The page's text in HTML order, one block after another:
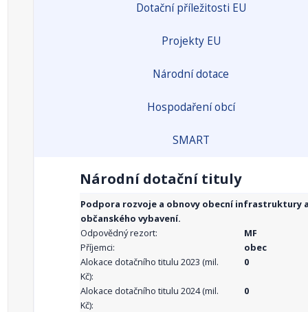
Dotační příležitosti EU
Projekty EU
Národní dotace
Hospodaření obcí
SMART
Národní dotační tituly
Podpora rozvoje a obnovy obecní infrastruktury
občanského vybavení.
Odpovědný rezort:
MF
Příjemci:
obec
Alokace dotačního titulu 2023 (mil.
Kč):
0
Alokace dotačního titulu 2024 (mil.
Kč):
0